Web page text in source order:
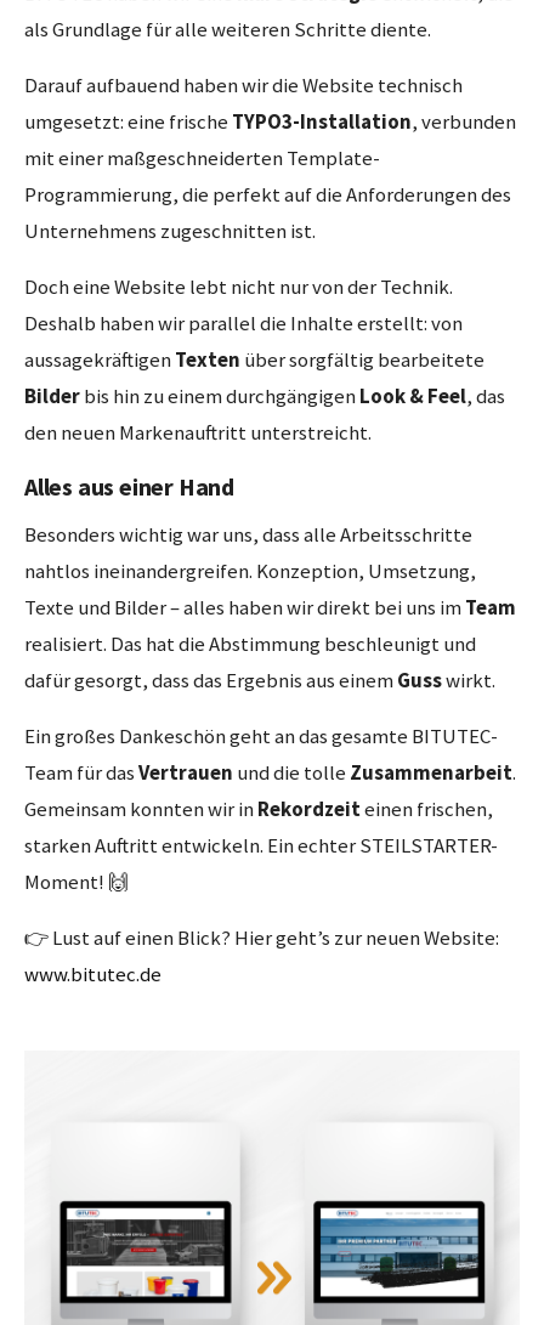
als Grundlage für alle weiteren Schritte diente.
Darauf aufbauend haben wir die Website technisch
umgesetzt: eine frische TYPO3-Installation, verbunden
mit einer maßgeschneiderten Template-
Programmierung, die perfekt auf die Anforderungen des
Unternehmens zugeschnitten ist.
Doch eine Website lebt nicht nur von der Technik.
Deshalb haben wir parallel die Inhalte erstellt: von
aussagekräftigenTexten über sorgfältig bearbeitete
Bilderbis hin zu einem durchgängigenLook & Feel, das
den neuen Markenauftritt unterstreicht.
Alles aus einer Hand
Besonders wichtig war uns, dass alle Arbeitsschritte
nahtlos ineinandergreifen. Konzeption, Umsetzung,
Texte und Bilder – alles haben wir direkt bei uns imTeam
realisiert. Das hat die Abstimmung beschleunigt und
dafür gesorgt, dass das Ergebnis aus einemGusswirkt.
Ein großes Dankeschön geht an das gesamte BITUTEC-
Team für dasVertrauen und die tolle Zusammenarbeit.
Gemeinsam konnten wir inRekordzeiteinen frischen,
starken Auftritt entwickeln. Ein echter STEILSTARTER-
Moment! 🙌
👉 Lust auf einen Blick? Hier geht’s zur neuen Website:
www.bitutec.de